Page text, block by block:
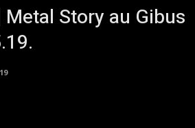
Metal Story au Gibus